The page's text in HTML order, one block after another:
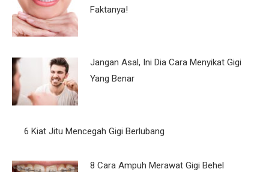
Faktanya!
Jangan Asal, Ini Dia Cara Menyikat Gigi
Yang Benar
6 Kiat Jitu Mencegah Gigi Berlubang
8 Cara Ampuh Merawat Gigi Behel